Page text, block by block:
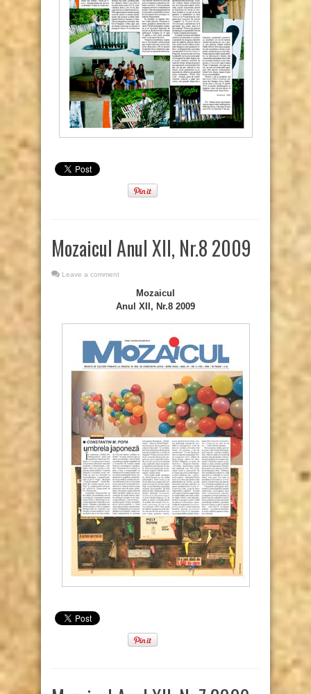
Mozaicul Anul XII, Nr.8 2009
Leave a comment
Mozaicul
Anul XII, Nr.8 2009